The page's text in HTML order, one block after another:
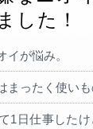
した！
イが悩み。
まったく使いも
1日仕事した